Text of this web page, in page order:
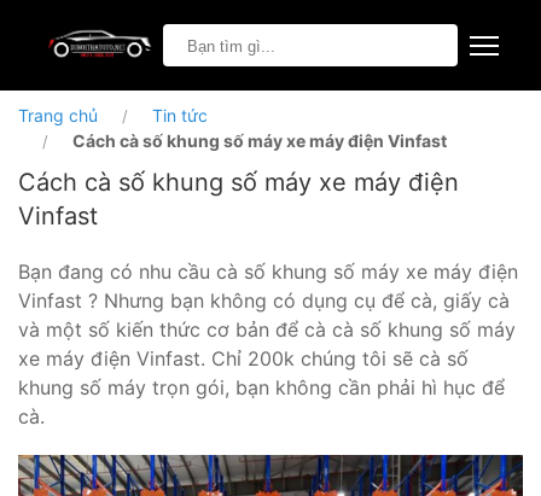
Trang chủ
Tin tức
Cách cà số khung số máy xe máy điện Vinfast
Cách cà số khung số máy xe máy điện
Vinfast
Bạn đang có nhu cầu cà số khung số máy xe máy điện
Vinfast ? Nhưng bạn không có dụng cụ để cà, giấy cà
và một số kiến thức cơ bản để cà cà số khung số máy
xe máy điện Vinfast. Chỉ 200k chúng tôi sẽ cà số
khung số máy trọn gói, bạn không cần phải hì hục để
cà.